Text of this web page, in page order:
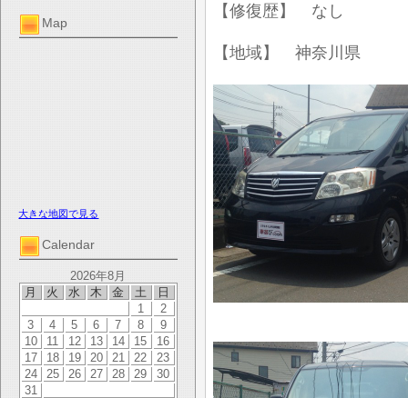
Map
大きな地図で見る
Calendar
2026年8月
月
火 水 木 金 土 日
1
2
3
4 5 6 7 8
9
10
11 12 13 14 15
16
17
18 19 20 21 22
23
24
25 26 27 28 29
30
31
【修復歴】 なし
【地域】 神奈川県